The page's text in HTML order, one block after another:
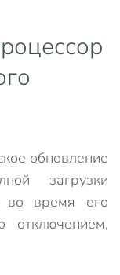
обновление
загрузки
во время его
отключением,